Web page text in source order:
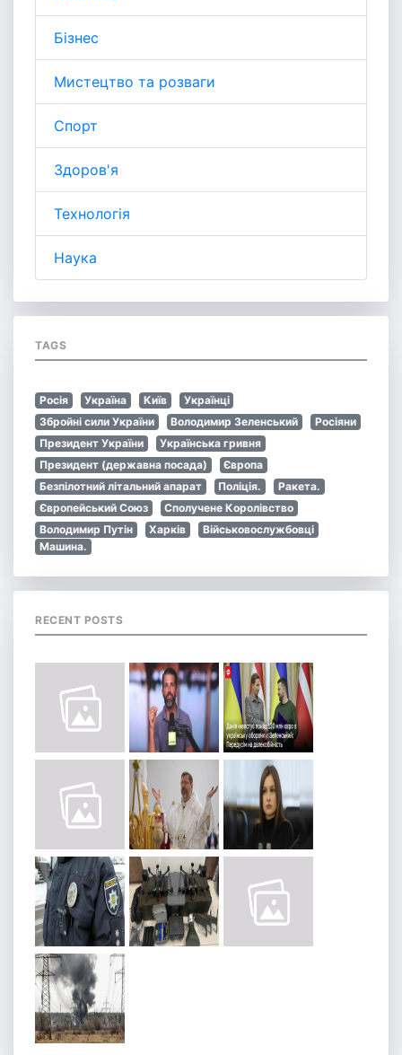
Бізнес
Мистецтво та розваги
Спорт
Здоров'я
Технологія
Наука
TAGS
Росія Україна Київ
Українці
Збройні сили України
Володимир Зеленський
Росіяни
Президент України
Українська гривня
Президент (державна посада)
Європа
Безпілотний літальний апарат
Поліція.
Ракета.
Європейський Союз
Сполучене Королівство
Володимир Путін
Харків
Військовослужбовці
Машина.
RECENT POSTS